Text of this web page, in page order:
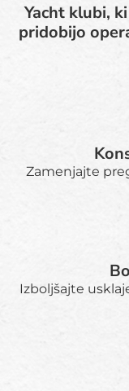
Yacht klubi,
pridobijo
Zamenjajte
Izboljšajte